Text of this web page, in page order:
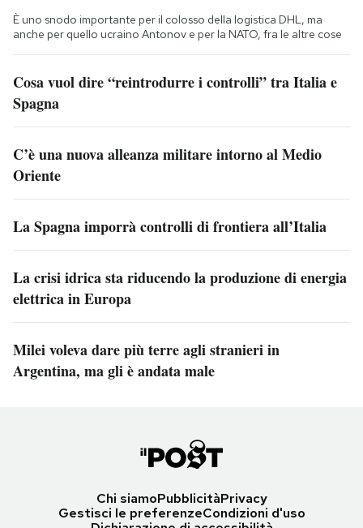
È uno snodo importante per il colosso della logistica DHL, ma
anche per quello ucraino Antonov e per la NATO, fra le altre cose
Cosa vuol dire “reintrodurre i controlli” tra Italia e
Spagna
C’è una nuova alleanza militare intorno al Medio
Oriente
La Spagna imporrà controlli di frontiera all’Italia
La crisi idrica sta riducendo la produzione di energia
elettrica in Europa
Milei voleva dare più terre agli stranieri in
Argentina, ma gli è andata male
Chi siamoPubblicitàPrivacy
Gestisci le preferenzeCondizioni d'uso